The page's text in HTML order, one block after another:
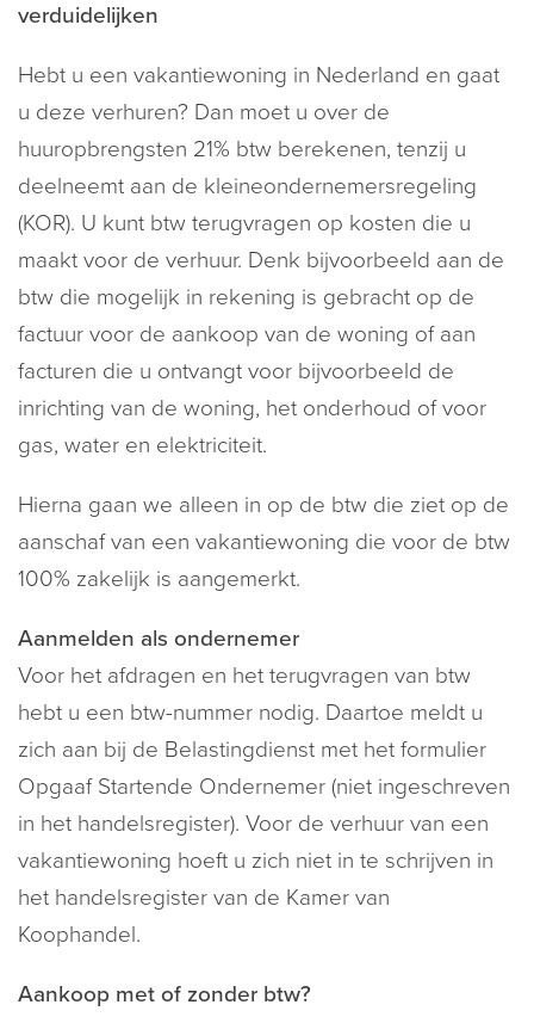
verduidelijken
Hebt u een vakantiewoning in Nederland en gaat
u deze verhuren? Dan moet u over de
huuropbrengsten 21% btw berekenen, tenzij u
deelneemt aan de kleineondernemersregeling
(KOR). U kunt btw terugvragen op kosten die u
maakt voor de verhuur. Denk bijvoorbeeld aan de
btw die mogelijk in rekening is gebracht op de
factuur voor de aankoop van de woning of aan
facturen die u ontvangt voor bijvoorbeeld de
inrichting van de woning, het onderhoud of voor
gas, water en elektriciteit.
Hierna gaan we alleen in op de btw die ziet op de
aanschaf van een vakantiewoning die voor de btw
100% zakelijk is aangemerkt.
Aanmelden als ondernemer
Voor het afdragen en het terugvragen van btw
hebt u een btw-nummer nodig. Daartoe meldt u
zich aan bij de Belastingdienst met het formulier
Opgaaf Startende Ondernemer (niet ingeschreven
in het handelsregister). Voor de verhuur van een
vakantiewoning hoeft u zich niet in te schrijven in
het handelsregister van de Kamer van
Koophandel.
Aankoop met of zonder btw?